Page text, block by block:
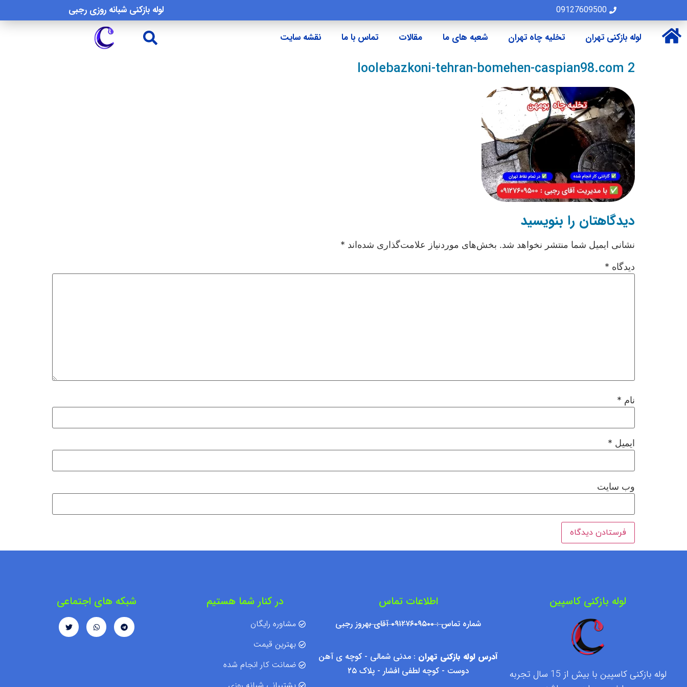
09127609500
لوله بازکنی شبانه روزی رجبی
لوله بازکنی تهران
تخلیه چاه تهران شعبه های ما مقالات تماس با ما نقشه سایت
loolebazkoni-tehran-bomehen-caspian98.com 2
دیدگاهتان را بنویسید
نشانی ایمیل شما منتشر نخواهد شد. بخش‌های موردنیاز علامت‌گذاری شده‌اند *
دیدگاه *
نام *
ایمیل *
وب‌ سایت
لوله بازکنی کاسپین
لوله بازکنی کاسپین با بیش از 15 سال تجربه
اطلاعات تماس
شماره تماس : ۰۹۱۲۷۶۰۹۵۰۰ آقای بهروز رجبی
آدرس لوله بازکنی تهران : مدنی شمالی - کوچه ی آهن
دوست - کوچه لطفی افشار - پلاک ۲۵
در کنار شما هستیم
مشاوره رایگان
بهترین قیمت
ضمانت کار انجام شده
شبکه های اجتماعی